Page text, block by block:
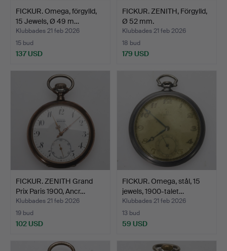
FICKUR. Omega, förgylld,
15 Jewels, Ø 49 m…
Klubbades 21 feb 2026
15 bud
137 USD
FICKUR. ZENITH, Förgylld,
Ø 52 mm.
Klubbades 21 feb 2026
18 bud
179 USD
FICKUR. ZENITH Grand
Prix Paris 1900, Ancr…
Klubbades 21 feb 2026
19 bud
102 USD
FICKUR. Omega, stål, 15
jewels, 1900-talet…
Klubbades 21 feb 2026
13 bud
59 USD